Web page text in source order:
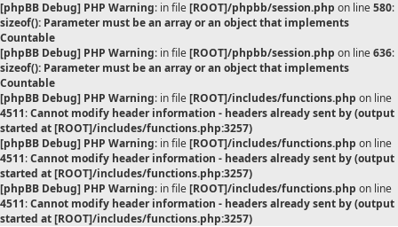
[phpBB Debug] PHP Warning: in file[ROOT]/phpbb/session.php on line580:
sizeof(): Parameter must be an array or an object that implements
Countable
[phpBB Debug] PHP Warning: in file[ROOT]/phpbb/session.php on line636:
sizeof(): Parameter must be an array or an object that implements
Countable
[phpBB Debug] PHP Warning: in file[ROOT]/includes/functions.php on line
4511:Cannot modify header information - headers already sent by (output
started at [ROOT]/includes/functions.php:3257)
[phpBB Debug] PHP Warning: in file[ROOT]/includes/functions.php on line
4511:Cannot modify header information - headers already sent by (output
started at [ROOT]/includes/functions.php:3257)
[phpBB Debug] PHP Warning: in file[ROOT]/includes/functions.php on line
4511:Cannot modify header information - headers already sent by (output
started at [ROOT]/includes/functions.php:3257)